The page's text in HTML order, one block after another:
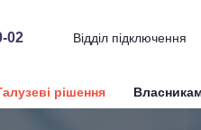
02 Відділ підключення
рішення